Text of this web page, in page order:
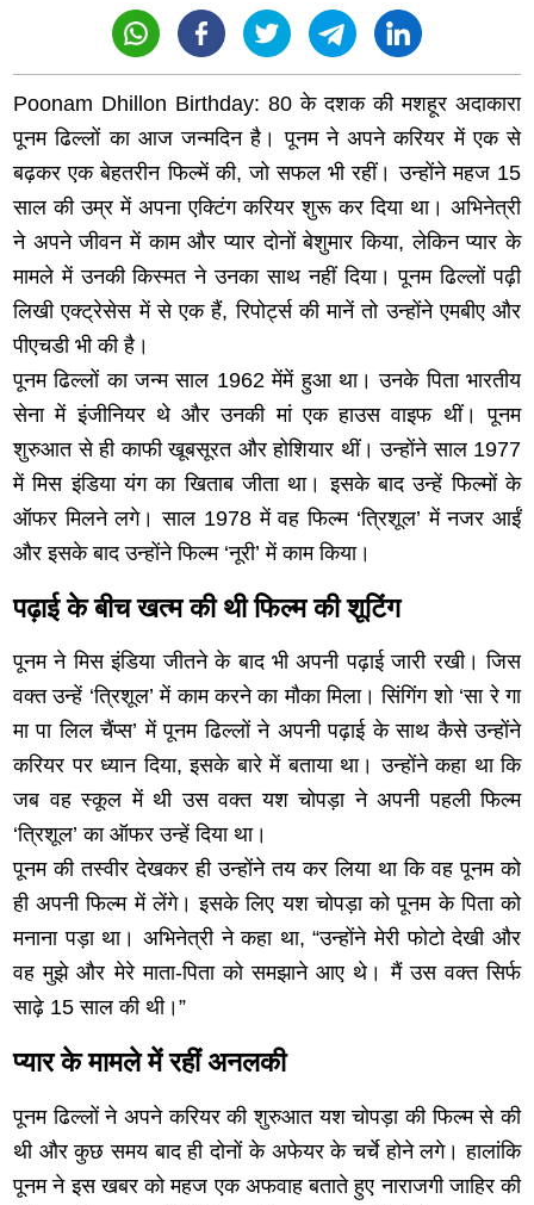
Poonam Dhillon Birthday: 80 के दशक की मशहूर अदाकारा
पूनम ढिल्लों का आज जन्मदिन है। पूनम ने अपने करियर में एक से
बढ़कर एक बेहतरीन फिल्में की, जो सफल भी रहीं। उन्होंने महज 15
साल की उम्र में अपना एक्टिंग करियर शुरू कर दिया था। अभिनेत्री
ने अपने जीवन में काम और प्यार दोनों बेशुमार किया, लेकिन प्यार के
मामले में उनकी किस्मत ने उनका साथ नहीं दिया। पूनम ढिल्लों पढ़ी
लिखी एक्ट्रेसेस में से एक हैं, रिपोर्ट्स की मानें तो उन्होंने एमबीए और
पीएचडी भी की है।
पूनम ढिल्लों का जन्म साल 1962 मेंमें हुआ था। उनके पिता भारतीय
सेना में इंजीनियर थे और उनकी मां एक हाउस वाइफ थीं। पूनम
शुरुआत से ही काफी खूबसूरत और होशियार थीं। उन्होंने साल 1977
में मिस इंडिया यंग का खिताब जीता था। इसके बाद उन्हें फिल्मों के
ऑफर मिलने लगे। साल 1978 में वह फिल्म ‘त्रिशूल’ में नजर आईं
और इसके बाद उन्होंने फिल्म ‘नूरी’ में काम किया।
पढ़ाई के बीच खत्म की थी फिल्म की शूटिंग
पूनम ने मिस इंडिया जीतने के बाद भी अपनी पढ़ाई जारी रखी। जिस
वक्त उन्हें ‘त्रिशूल’ में काम करने का मौका मिला। सिंगिंग शो ‘सा रे गा
मा पा लिल चैंप्स’ में पूनम ढिल्लों ने अपनी पढ़ाई के साथ कैसे उन्होंने
करियर पर ध्यान दिया, इसके बारे में बताया था। उन्होंने कहा था कि
जब वह स्कूल में थी उस वक्त यश चोपड़ा ने अपनी पहली फिल्म
‘त्रिशूल’ का ऑफर उन्हें दिया था।
पूनम की तस्वीर देखकर ही उन्होंने तय कर लिया था कि वह पूनम को
ही अपनी फिल्म में लेंगे। इसके लिए यश चोपड़ा को पूनम के पिता को
मनाना पड़ा था। अभिनेत्री ने कहा था, “उन्होंने मेरी फोटो देखी और
वह मुझे और मेरे माता-पिता को समझाने आए थे। मैं उस वक्त सिर्फ
साढ़े 15 साल की थी।”
प्यार के मामले में रहीं अनलकी
पूनम ढिल्लों ने अपने करियर की शुरुआत यश चोपड़ा की फिल्म से की
थी और कुछ समय बाद ही दोनों के अफेयर के चर्चे होने लगे। हालांकि
पूनम ने इस खबर को महज एक अफवाह बताते हुए नाराजगी जाहिर की